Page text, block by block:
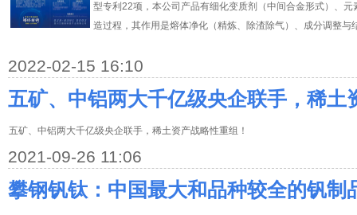
型专利22项，本公司产品有细化变质剂（中间合金形式）、
造过程，其作用是熔体净化（精炼、除渣除气）、成分调整与
2022-02-15 16:10
五矿、中铝两大千亿级央企联手，稀土
五矿、中铝两大千亿级央企联手，稀土资产战略性重组！
2021-09-26 11:06
攀钢钒钛：中国最大和品种较全的钒制